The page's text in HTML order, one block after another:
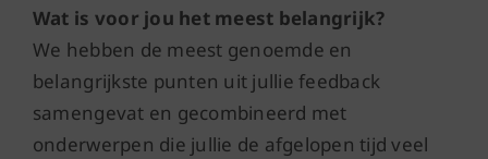
Wat is voor jou het meest belangrijk?
We hebben de meest genoemde en
belangrijkste punten uit jullie feedback
samengevat en gecombineerd met
onderwerpen die jullie de afgelopen tijd veel